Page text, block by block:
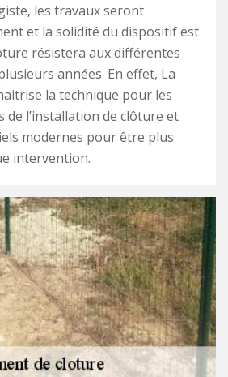
les travaux seront
et la solidité du dispositif est
résistera aux différentes
années. En effet, La
la technique pour les
de l’installation de clôture et
modernes pour être plus
intervention.